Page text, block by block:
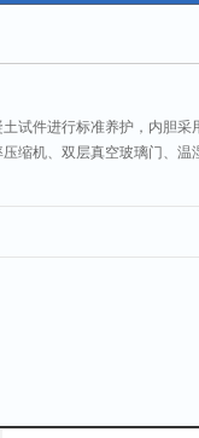
试件进行标准养护，内胆采
缩机、双层真空玻璃门、温